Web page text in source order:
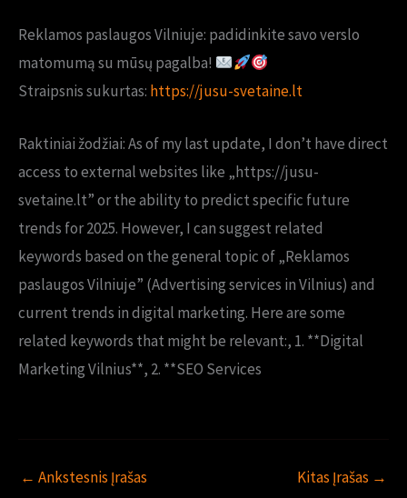
Reklamos paslaugos Vilniuje: padidinkite savo verslo
matomumą su mūsų pagalba!
Straipsnis sukurtas: https://jusu-svetaine.lt
Raktiniai žodžiai:As of my last update, I don’t have direct
access to external websites like „https://jusu-
svetaine.lt” or the ability to predict specific future
trends for 2025. However, I can suggest related
keywords based on the general topic of „Reklamos
paslaugos Vilniuje” (Advertising services in Vilnius) and
current trends in digital marketing. Here are some
related keywords that might be relevant:, 1. **Digital
Marketing Vilnius**, 2. **SEO Services
← Ankstesnis Įrašas Kitas Įrašas →